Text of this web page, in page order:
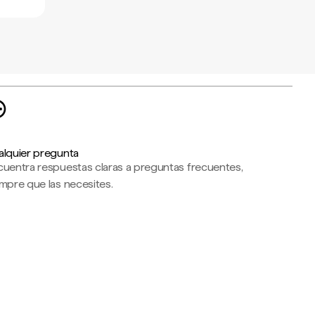
pregunta
respuestas claras a preguntas frecuentes,
que las necesites.